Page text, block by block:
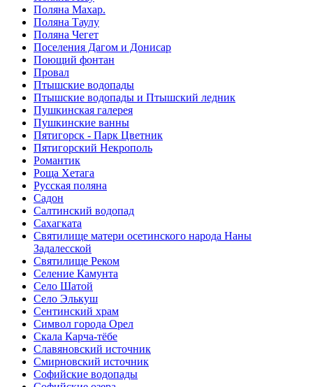
Поляна Махар.
Поляна Таулу
Поляна Чегет
Поселения Дагом и Донисар
Поющий фонтан
Провал
Птышские водопады
Птышские водопады и Птышский ледник
Пушкинская галерея
Пушкинские ванны
Пятигорск - Парк Цветник
Пятигорский Некрополь
Романтик
Роща Хетага
Русская поляна
Садон
Салтинский водопад
Сахагката
Святилище матери осетинского народа Наны
Задалесской
Святилище Реком
Селение Камунта
Село Шатой
Село Элькуш
Сентинский храм
Символ города Орел
Скала Карча-тёбе
Славяновский источник
Смирновский источник
Софийские водопады